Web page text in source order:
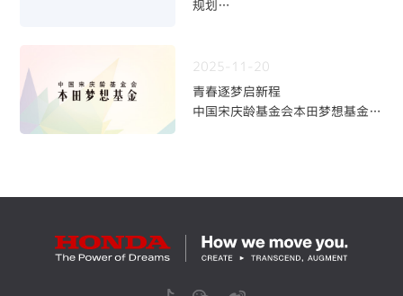
规划
2025-11-20
青春逐梦启新程
中国宋庆龄基金会本田梦想基金第